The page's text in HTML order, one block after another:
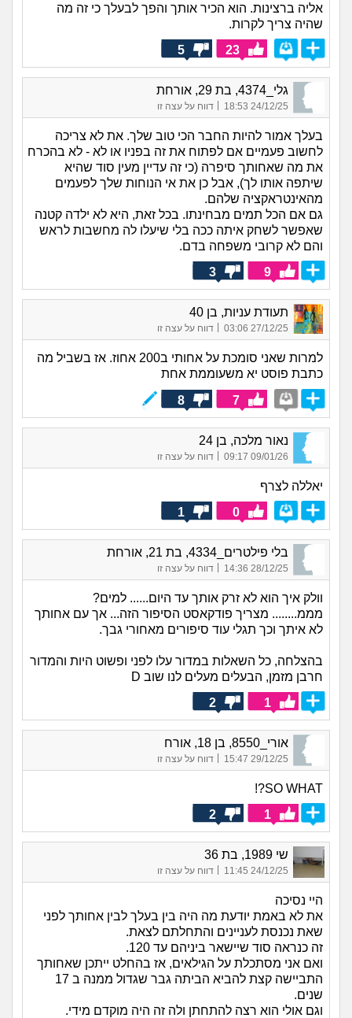
אליה ברצינות. הוא הכיר אותך והפך לבעלך כי זה מה
שהיה צריך לקרות.
23
5
גלי_4374, בת 29, אורחת
24/12/25 18:53 דווח על עצה זו
בעלך אמור להיות החבר הכי טוב שלך. את לא צריכה
לחשוב פעמיים אם לפתוח את זה בפניו או לא - לא בהכרח
את מה שאחותך סיפרה (כי זה עדיין מעין סוד שהיא
שיתפה אותו לך), אבל כן את אי הנוחות שלך לפעמים
מהאינטראקציה שלהם.
גם אם הכל תמים מבחינתו. בכל זאת, היא לא ילדה קטנה
שאפשר לשחק איתה ככה בלי שיעלו לה מחשבות לראש
והם לא קרובי משפחה בדם.
9
3
תעודת עניות, בן 40
27/12/25 03:06 דווח על עצה זו
למרות שאני סומכת על אחותי ב200 אחוז. אז בשביל מה
כתבת פוסט יא משעוממת אחת
7
8
נאור מלכה, בן 24
09/01/26 09:17
| דווח על עצה זו
יאללה לצרף
0
1
בלי פילטרים_4334, בת 21, אורחת
28/12/25 14:36
| דווח על עצה זו
וולק איך הוא לא זרק אותך עד היום...... למים?
מממ........ מצריך פודקאסט הסיפור הזה... אך עם אחותך
לא איתך וכך תגלי עוד סיפורים מאחורי גבך.
בהצלחה, כל השאלות במדור עלו לפני ופשוט היות והמדור
חרבן מזמן, הבעלים מעלים לנו שוב D
1
2
אורי_8550, בן 18, אורח
29/12/25 15:47 דווח על עצה זו
SO WHAT?!
1
2
שי 1989, בת 36
24/12/25 11:45 דווח על עצה זו
היי נסיכה
את לא באמת יודעת מה היה בין בעלך לבין אחותך לפני
שאת נכנסת לעניינים והתחלתם לצאת.
זה כנראה סוד שיישאר ביניהם עד 120.
ואם אני מסתכלת על הגילאים, אז בהחלט ייתכן שאחותך
התביישה קצת להביא הביתה גבר שגדול ממנה ב 17
שנים.
וגם אולי הוא רצה להתחתן ולה זה היה מוקדם מידי.